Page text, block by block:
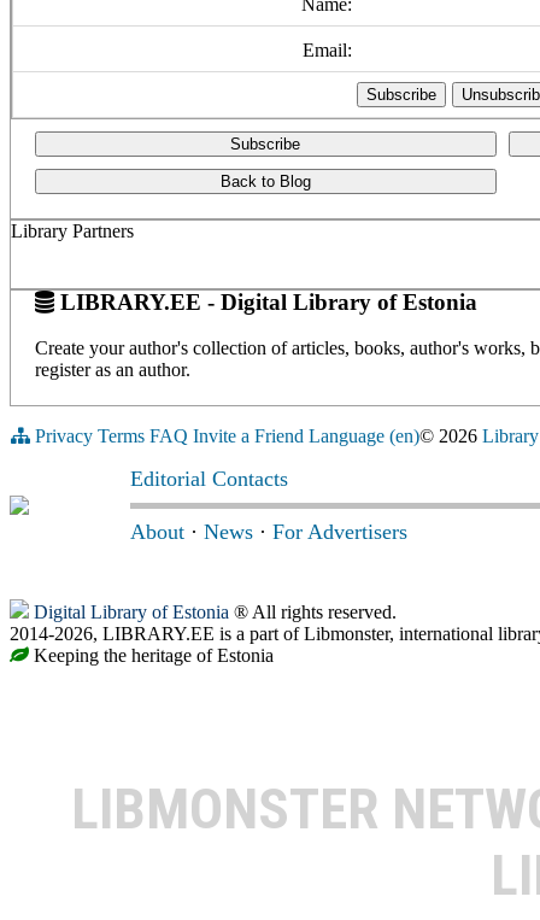
Name:
Email:
Subscribe
Back to Blog
Library Partners
LIBRARY.EE - Digital Library of Estonia
Create your author's collection of articles, books, author's
register as an author.
Privacy Terms FAQ Invite a Friend Language (en)© 2026
Editorial Contacts
About · News · For Advertisers
Digital Library of Estonia ® All rights reserved.
2014-2026, LIBRARY.EE is a part of Libmonster, international
Keeping the heritage of Estonia
LIBMONSTER